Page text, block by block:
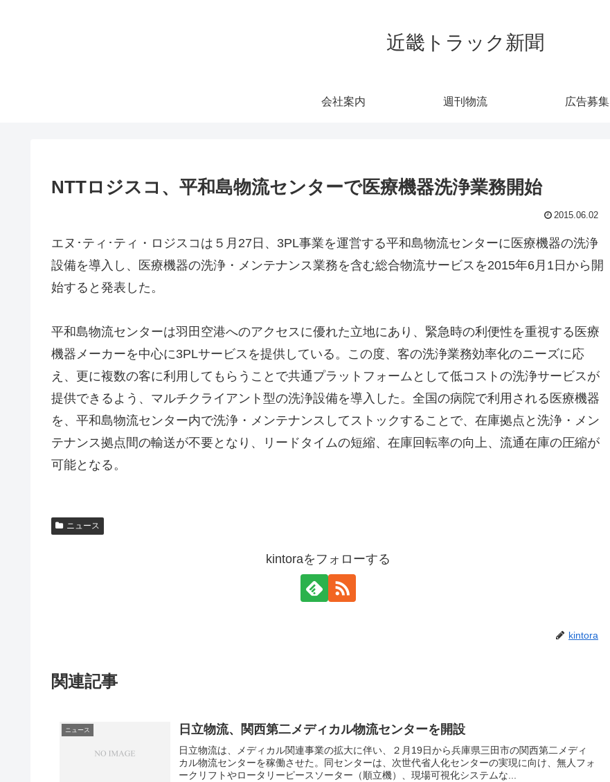
近畿トラック新聞
会社案内 週刊物流 広告募集
NTTロジスコ、平和島物流センターで医療機器洗浄業務開始
2015.06.02
エヌ･ティ･ティ・ロジスコは５月27日、3PL事業を運営する平和島物流センターに医療機器の洗浄
設備を導入し、医療機器の洗浄・メンテナンス業務を含む総合物流サービスを2015年6月1日から開
始すると発表した。
平和島物流センターは羽田空港へのアクセスに優れた立地にあり、緊急時の利便性を重視する医療
機器メーカーを中心に3PLサービスを提供している。この度、客の洗浄業務効率化のニーズに応
え、更に複数の客に利用してもらうことで共通プラットフォームとして低コストの洗浄サービスが
提供できるよう、マルチクライアント型の洗浄設備を導入した。全国の病院で利用される医療機器
を、平和島物流センター内で洗浄・メンテナンスしてストックすることで、在庫拠点と洗浄・メン
テナンス拠点間の輸送が不要となり、リードタイムの短縮、在庫回転率の向上、流通在庫の圧縮が
可能となる。
r
e
ニュース
kintoraをフォローする
kintora
関連記事
ニュース 日立物流、関西第二メディカル物流センターを開設
日立物流は、メディカル関連事業の拡大に伴い、２月19日から兵庫県三田市の関西第二メディ
カル物流センターを稼働させた。同センターは、次世代省人化センターの実現に向け、無人フォ
ークリフトやロータリーピースソーター（順立機）、現場可視化システムな...